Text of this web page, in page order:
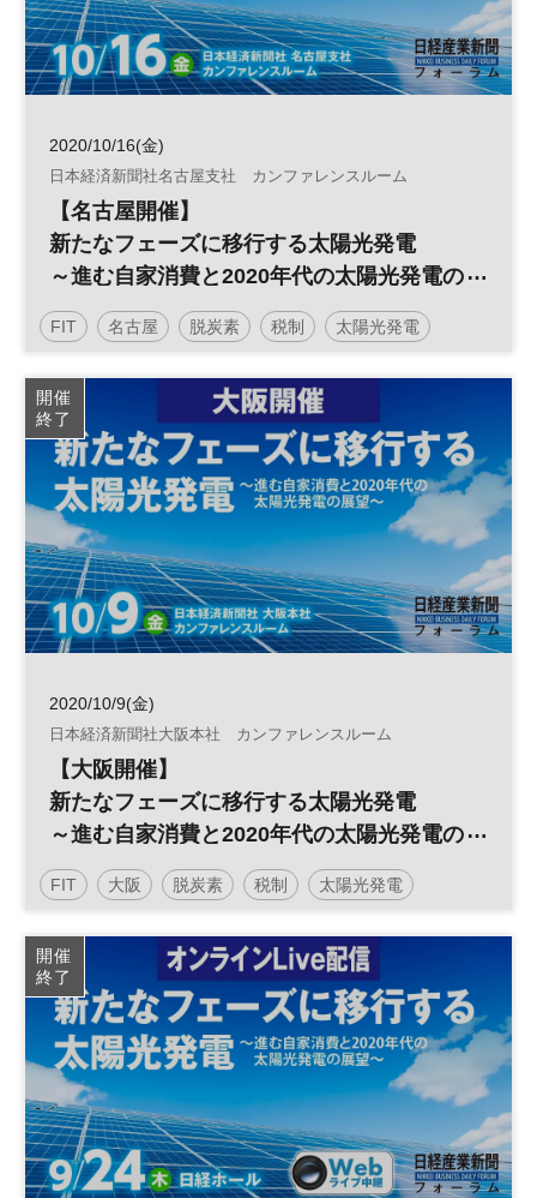
2020/10/16(金)
日本経済新聞社名古屋支社 カンファレンスルーム
【名古屋開催】
新たなフェーズに移行する太陽光発電
～進む自家消費と2020年代の太陽光発電の
展望～
FIT 名古屋 脱炭素 税制 太陽光発電
再生可能エネルギー
開催
終了
2020/10/9(金)
日本経済新聞社大阪本社 カンファレンスルーム
【大阪開催】
新たなフェーズに移行する太陽光発電
～進む自家消費と2020年代の太陽光発電の
展望～
FIT 大阪 脱炭素 税制 太陽光発電
再生可能エネルギー
開催
終了